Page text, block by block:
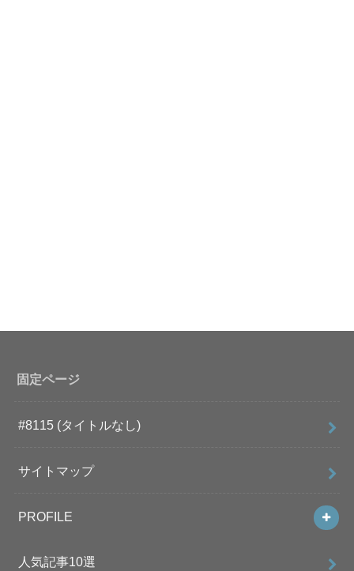
固定ページ
#8115 (タイトルなし)
サイトマップ
PROFILE
人気記事10選